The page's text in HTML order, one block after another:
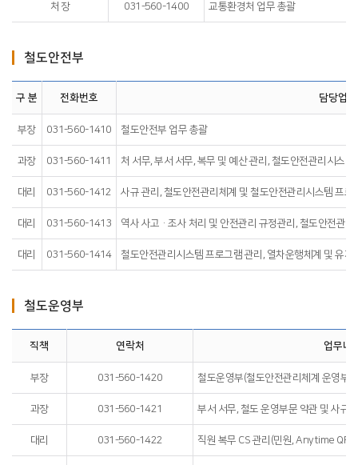
처 장 031-560-1400 교통환경처 업무 총괄
철도안전부
구 분 전화번호 담당업무
부장 031-560-1410 철도안전부 업무 총괄
과장 031-560-1411 처 서무, 부서 서무, 복무 및 예산 관리, 철도안전관리시스
대리 031-560-1412 사규 관리, 철도안전관리체계 및 철도안전관리시스템 프로
대리 031-560-1413 역사 사고·조사 처리 및 안전관리 규정관리, 철도안전관
대리 031-560-1414 철도안전관리시스템 프로그램 관리, 열차운행체계 및 유
철도운영부
직책 연락처 업무내
부장 031-560-1420 철도운영부(철도안전관리체계 운영부
과장 031-560-1421 부서 서무, 철도 운영부문 약관 및 사규
대리 031-560-1422 직원 복무 CS 관리(민원, Anytime QR